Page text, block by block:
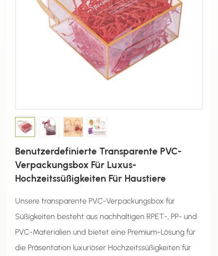
Benutzerdefinierte Transparente PVC-
Verpackungsbox Für Luxus-
Hochzeitssüßigkeiten Für Haustiere
Unsere transparente PVC-Verpackungsbox für
Süßigkeiten besteht aus nachhaltigen RPET-, PP- und
PVC-Materialien und bietet eine Premium-Lösung für
die Präsentation luxuriöser Hochzeitssüßigkeiten für